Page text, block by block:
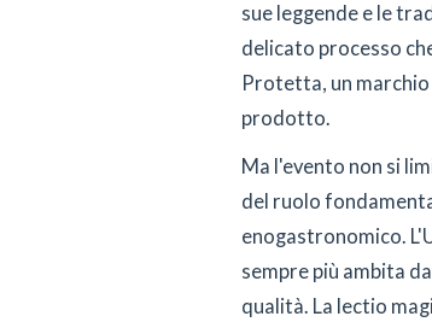
sue leggende e le
delicato processo
Protetta, un
prodotto.
Ma l'evento non si
del ruolo
enogastronomico.
sempre più ambita
qualità. La lectio